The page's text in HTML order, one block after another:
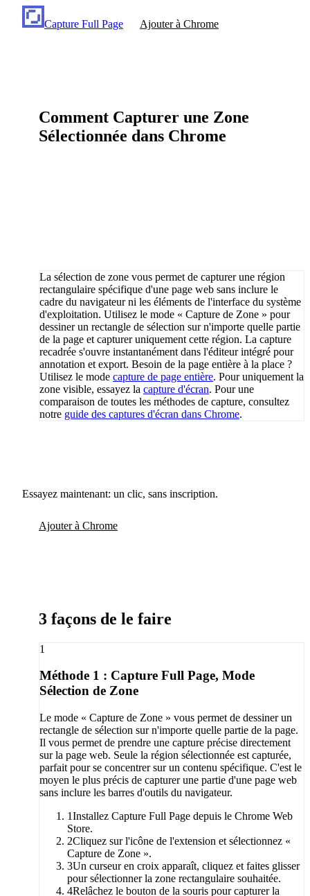
Capture Full Page Ajouter à Chrome
Comment Capturer une Zone
Sélectionnée dans Chrome
La sélection de zone vous permet de capturer une région
rectangulaire spécifique d'une page web sans inclure le
cadre du navigateur ni les éléments de l'interface du système
d'exploitation. Utilisez le mode « Capture de Zone » pour
dessiner un rectangle de sélection sur n'importe quelle partie
de la page et capturer uniquement cette région. La capture
recadrée s'ouvre instantanément dans l'éditeur intégré pour
annotation et export. Besoin de la page entière à la place ?
Utilisez le mode capture de page entière. Pour uniquement la
zone visible, essayez la capture d'écran. Pour une
comparaison de toutes les méthodes de capture, consultez
notre guide des captures d'écran dans Chrome.
Essayez maintenant: un clic, sans inscription.
Ajouter à Chrome
3 façons de le faire
1
Méthode 1 : Capture Full Page, Mode
Sélection de Zone
Le mode « Capture de Zone » vous permet de dessiner un
rectangle de sélection sur n'importe quelle partie de la page.
Il vous permet de prendre une capture précise directement
sur la page web. Seule la région sélectionnée est capturée,
parfait pour se concentrer sur un contenu spécifique. C'est le
moyen le plus précis de capturer une partie d'une page web
sans inclure les barres d'outils du navigateur.
1Installez Capture Full Page depuis le Chrome Web
Store.
2Cliquez sur l'icône de l'extension et sélectionnez «
Capture de Zone ».
3Un curseur en croix apparaît, cliquez et faites glisser
pour sélectionner la zone rectangulaire souhaitée.
4Relâchez le bouton de la souris pour capturer la